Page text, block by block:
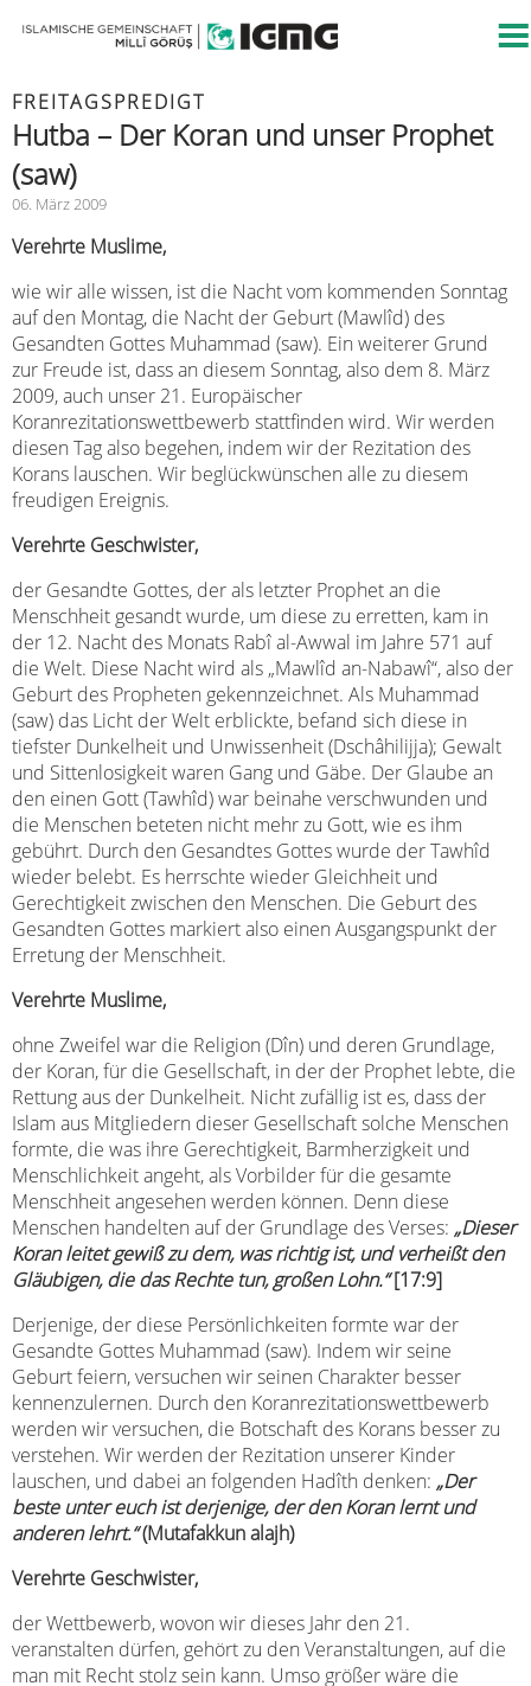
FREITAGSPREDIGT
Hutba – Der Koran und unser Prophet
(saw)
06. März 2009
Verehrte Muslime,
wie wir alle wissen, ist die Nacht vom kommenden Sonntag
auf den Montag, die Nacht der Geburt (Mawlîd) des
Gesandten Gottes Muhammad (saw). Ein weiterer Grund
zur Freude ist, dass an diesem Sonntag, also dem 8. März
2009, auch unser 21. Europäischer
Koranrezitationswettbewerb stattfinden wird. Wir werden
diesen Tag also begehen, indem wir der Rezitation des
Korans lauschen. Wir beglückwünschen alle zu diesem
freudigen Ereignis.
Verehrte Geschwister,
der Gesandte Gottes, der als letzter Prophet an die
Menschheit gesandt wurde, um diese zu erretten, kam in
der 12. Nacht des Monats Rabî al-Awwal im Jahre 571 auf
die Welt. Diese Nacht wird als „Mawlîd an-Nabawî“, also der
Geburt des Propheten gekennzeichnet. Als Muhammad
(saw) das Licht der Welt erblickte, befand sich diese in
tiefster Dunkelheit und Unwissenheit (Dschâhilijja); Gewalt
und Sittenlosigkeit waren Gang und Gäbe. Der Glaube an
den einen Gott (Tawhîd) war beinahe verschwunden und
die Menschen beteten nicht mehr zu Gott, wie es ihm
gebührt. Durch den Gesandtes Gottes wurde der Tawhîd
wieder belebt. Es herrschte wieder Gleichheit und
Gerechtigkeit zwischen den Menschen. Die Geburt des
Gesandten Gottes markiert also einen Ausgangspunkt der
Erretung der Menschheit.
Verehrte Muslime,
ohne Zweifel war die Religion (Dîn) und deren Grundlage,
der Koran, für die Gesellschaft, in der der Prophet lebte, die
Rettung aus der Dunkelheit. Nicht zufällig ist es, dass der
Islam aus Mitgliedern dieser Gesellschaft solche Menschen
formte, die was ihre Gerechtigkeit, Barmherzigkeit und
Menschlichkeit angeht, als Vorbilder für die gesamte
Menschheit angesehen werden können. Denn diese
Menschen handelten auf der Grundlage des Verses: „Dieser
Koran leitet gewiß zu dem, was richtig ist, und verheißt den
Gläubigen, die das Rechte tun, großen Lohn.“[17:9]
Derjenige, der diese Persönlichkeiten formte war der
Gesandte Gottes Muhammad (saw). Indem wir seine
Geburt feiern, versuchen wir seinen Charakter besser
kennenzulernen. Durch den Koranrezitationswettbewerb
werden wir versuchen, die Botschaft des Korans besser zu
verstehen. Wir werden der Rezitation unserer Kinder
lauschen, und dabei an folgenden Hadîth denken: „Der
beste unter euch ist derjenige, der den Koran lernt und
anderen lehrt.“(Mutafakkun alajh)
Verehrte Geschwister,
der Wettbewerb, wovon wir dieses Jahr den 21.
veranstalten dürfen, gehört zu den Veranstaltungen, auf die
man mit Recht stolz sein kann. Umso größer wäre die